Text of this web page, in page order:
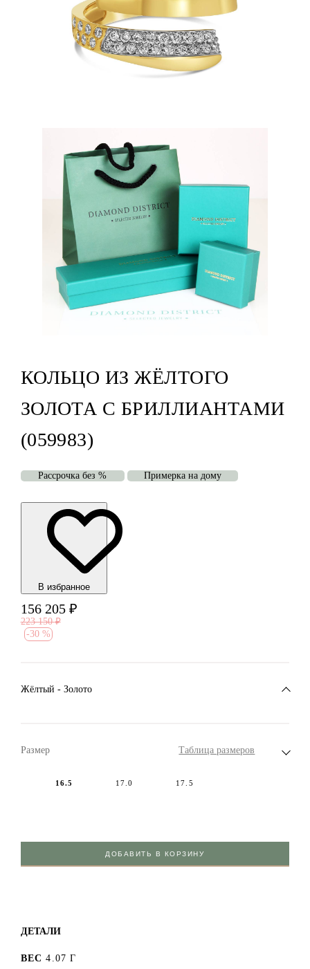
КОЛЬЦО ИЗ ЖЁЛТОГО
ЗОЛОТА С БРИЛЛИАНТАМИ
(059983)
Рассрочка без % Примерка на дому
В избранноe
156 205 ₽
223 150 ₽
-30 %
Жёлтый - Золото
Размер Таблица размеров
16.5 17.0 17.5
ДОБАВИТЬ В КОРЗИНУ
ДЕТАЛИ
ВЕС 4.07 Г